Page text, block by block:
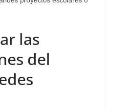
las
del